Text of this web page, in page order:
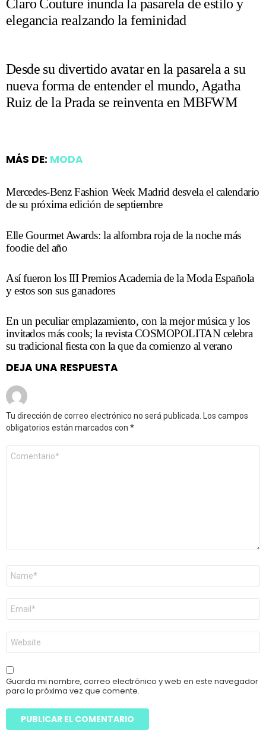
Claro Couture inunda la pasarela de estilo y
elegancia realzando la feminidad
Desde su divertido avatar en la pasarela a su
nueva forma de entender el mundo, Agatha
Ruiz de la Prada se reinventa en MBFWM
MÁS DE: MODA
Mercedes-Benz Fashion Week Madrid desvela el calendario
de su próxima edición de septiembre
Elle Gourmet Awards: la alfombra roja de la noche más
foodie del año
Así fueron los III Premios Academia de la Moda Española
y estos son sus ganadores
En un peculiar emplazamiento, con la mejor música y los
invitados más cools; la revista COSMOPOLITAN celebra
su tradicional fiesta con la que da comienzo al verano
DEJA UNA RESPUESTA
Tu dirección de correo electrónico no será publicada.
Los campos
obligatorios están marcados con *
Comentario
Nombre
Correo
electrónico
*
Web
Guarda mi nombre, correo electrónico y web en este navegador
para la próxima vez que comente.